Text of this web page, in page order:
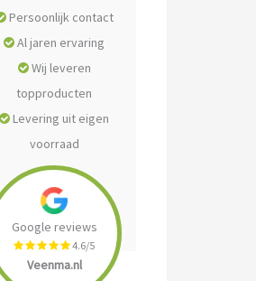
Persoonlijk contact
Al jaren ervaring
Wij leveren
topproducten
Levering uit eigen
voorraad
Google reviews
4.6/5
Veenma.nl